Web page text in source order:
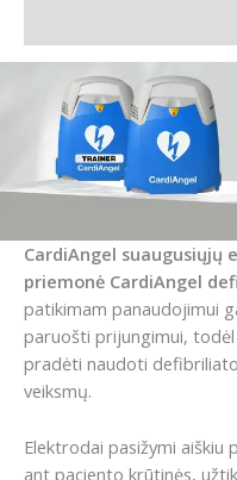
elektrodai
suaugusiems
CardiAngel suaugusiųjų
priemonė CardiAngel
patikimam panaudojimui
paruošti prijungimui,
pradėti naudoti
veiksmų.
Elektrodai pasižymi aiškiu
ant paciento krūtinės,